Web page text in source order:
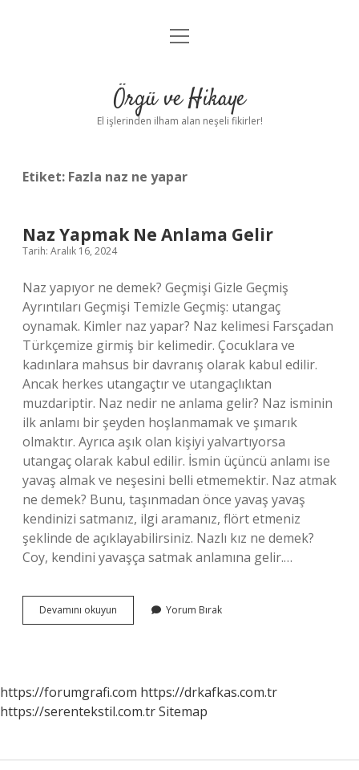
Anasayfa
Yasal Uyarı
menüyü
Örgü ve Hikaye
El işlerinden ilham alan neşeli fikirler!
Etiket: Fazla naz ne yapar
Naz Yapmak Ne Anlama Gelir
Tarih: Aralık 16, 2024
Naz yapıyor ne demek? Geçmişi Gizle Geçmiş
Ayrıntıları Geçmişi Temizle Geçmiş: utangaç
oynamak. Kimler naz yapar? Naz kelimesi Farsçadan
Türkçemize girmiş bir kelimedir. Çocuklara ve
kadınlara mahsus bir davranış olarak kabul edilir.
Ancak herkes utangaçtır ve utangaçlıktan
muzdariptir. Naz nedir ne anlama gelir? Naz isminin
ilk anlamı bir şeyden hoşlanmamak ve şımarık
olmaktır. Ayrıca aşık olan kişiyi yalvartıyorsa
utangaç olarak kabul edilir. İsmin üçüncü anlamı ise
yavaş almak ve neşesini belli etmemektir. Naz atmak
ne demek? Bunu, taşınmadan önce yavaş yavaş
kendinizi satmanız, ilgi aramanız, flört etmeniz
şeklinde de açıklayabilirsiniz. Nazlı kız ne demek?
Coy, kendini yavaşça satmak anlamına gelir.…
Devamını okuyun
Yapmak
Yorum Bırak
https://forumgrafi.com https://drkafkas.com.tr
https://serentekstil.com.trSitemap